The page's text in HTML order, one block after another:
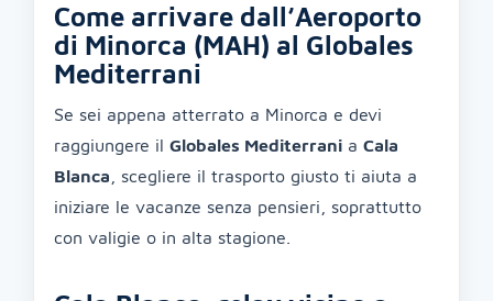
Come arrivare dall’Aeroporto
di Minorca (MAH) al Globales
Mediterrani
Se sei appena atterrato a Minorca e devi
raggiungere il Globales Mediterrani a Cala
Blanca , scegliere il trasporto giusto ti aiuta a
iniziare le vacanze senza pensieri, soprattutto
con valigie o in alta stagione.